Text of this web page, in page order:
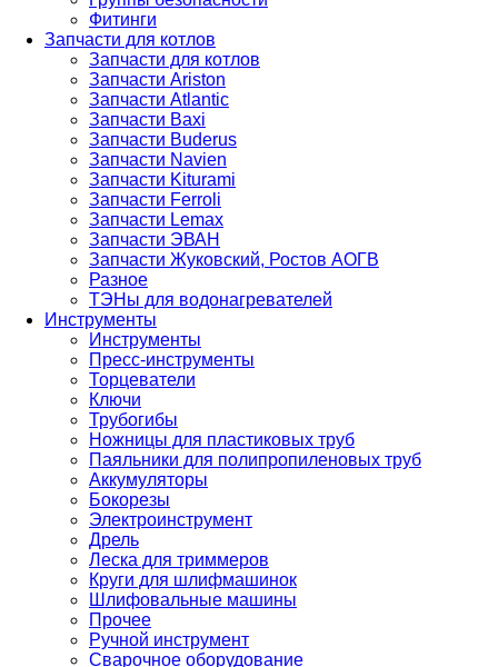
Фитинги
Запчасти для котлов
Запчасти для котлов
Запчасти Ariston
Запчасти Atlantic
Запчасти Baxi
Запчасти Buderus
Запчасти Navien
Запчасти Kiturami
Запчасти Ferroli
Запчасти Lemax
Запчасти ЭВАН
Запчасти Жуковский, Ростов АОГВ
Разное
ТЭНы для водонагревателей
Инструменты
Инструменты
Пресс-инструменты
Торцеватели
Ключи
Трубогибы
Ножницы для пластиковых труб
Паяльники для полипропиленовых труб
Аккумуляторы
Бокорезы
Электроинструмент
Дрель
Леска для триммеров
Круги для шлифмашинок
Шлифовальные машины
Прочее
Ручной инструмент
Сварочное оборудование